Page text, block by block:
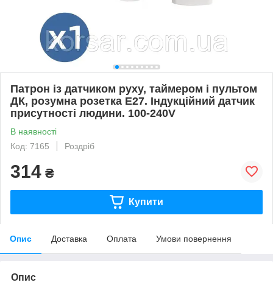
Патрон із датчиком руху, таймером і пультом
ДК, розумна розетка Е27. Індукційний датчик
присутності людини. 100-240V
В наявності
Код: 7165
Роздріб
314 ₴
Купити
Опис Доставка Оплата Умови повернення
Опис